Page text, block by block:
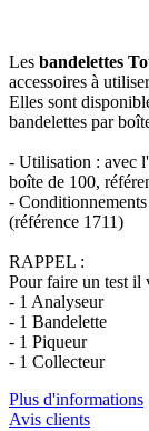
Les bandelettes
accessoires à
Elles sont
bandelettes par
- Utilisation : avec
boîte de 100,
-
(référence 1711)
RAPPEL :
Pour faire un test il
- 1 Analyseur
- 1 Bandelette
- 1 Piqueur
- 1 Collecteur
Plus d'informations
Avis clients